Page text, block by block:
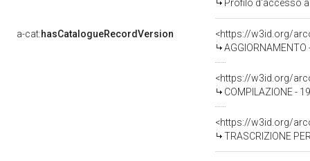
Profilo d'accesso
a-cat:hasCatalogueRecordVersion
<https://w3id.org/
AGGIORNAMENTO
<https://w3id.org/
COMPILAZIONE -
<https://w3id.org/
TRASCRIZIONE